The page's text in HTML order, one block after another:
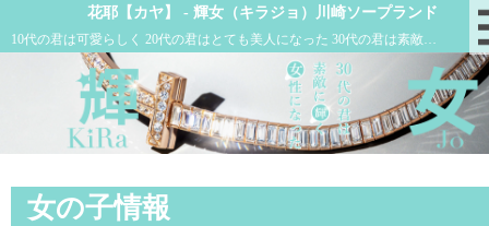
花耶【カヤ】 - 輝女（キラジョ）川崎ソープランド
10代の君は可愛らしく 20代の君はとても美人になった 30代の君は素敵に輝く女性になった
女の子情報